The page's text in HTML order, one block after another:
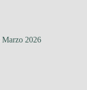
Marzo 2026